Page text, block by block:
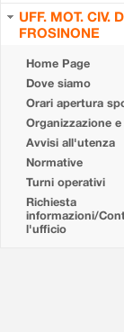
UFF. MOT. CIV.
FROSINONE
Home Page
Dove siamo
Orari apertura
Organizzazione
Avvisi all'utenza
Normative
Turni operativi
Richiesta
informazioni/
l'ufficio